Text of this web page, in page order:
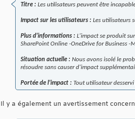
Titre : Les utilisateurs peuvent être
Impact sur les utilisateurs : Les utilisateurs
Plus d'informations : L'impact se produit
SharePoint Online -OneDrive for Business
Situation actuelle : Nous avons isolé le
résoudre sans causer d'impact
Portée de l'impact : Tout utilisateur
Il y a également un avertissement